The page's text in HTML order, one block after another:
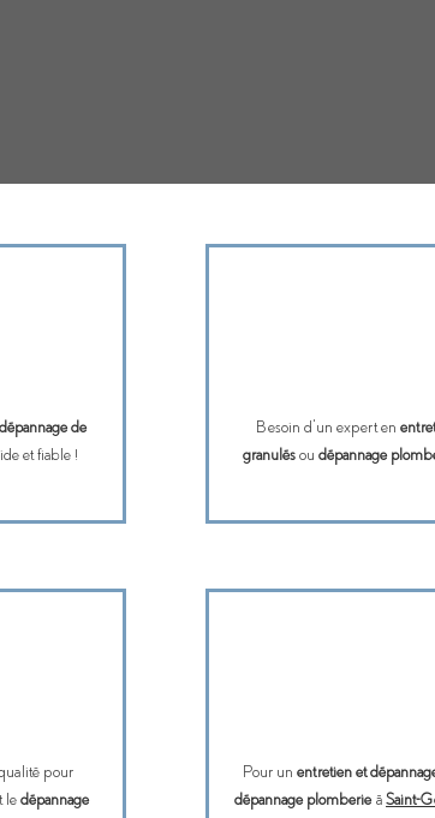
de
et fiable !
Besoin d’un expert en
granulésou dépannage
pour
ledépannage
Pour unentretien et
dépannage plomberieàSaint-